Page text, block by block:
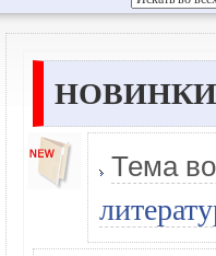
НОВИНКИ
Тема